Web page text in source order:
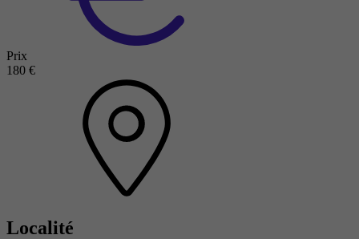
Prix
180 €
Localité